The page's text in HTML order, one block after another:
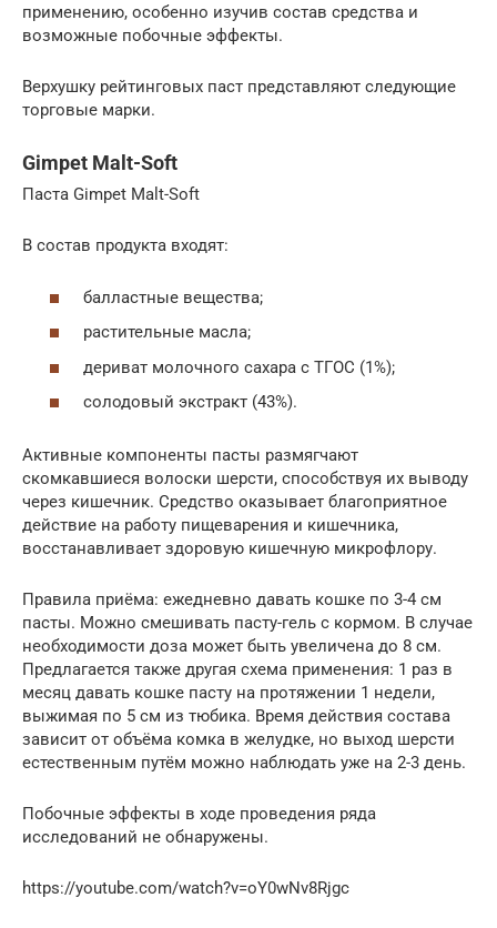
применению, особенно изучив состав средства и
возможные побочные эффекты.
Верхушку рейтинговых паст представляют следующие
торговые марки.
Gimpet Malt-Soft
Паста Gimpet Malt-Soft
В состав продукта входят:
балластные вещества;
растительные масла;
дериват молочного сахара с ТГОС (1%);
солодовый экстракт (43%).
Активные компоненты пасты размягчают
скомкавшиеся волоски шерсти, способствуя их выводу
через кишечник. Средство оказывает благоприятное
действие на работу пищеварения и кишечника,
восстанавливает здоровую кишечную микрофлору.
Правила приёма: ежедневно давать кошке по 3-4 см
пасты. Можно смешивать пасту-гель с кормом. В случае
необходимости доза может быть увеличена до 8 см.
Предлагается также другая схема применения: 1 раз в
месяц давать кошке пасту на протяжении 1 недели,
выжимая по 5 см из тюбика. Время действия состава
зависит от объёма комка в желудке, но выход шерсти
естественным путём можно наблюдать уже на 2-3 день.
Побочные эффекты в ходе проведения ряда
исследований не обнаружены.
https://youtube.com/watch?v=oY0wNv8Rjgc